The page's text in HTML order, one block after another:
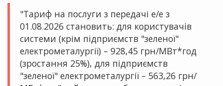
"Тариф на послуги з передачі е/е з
01.08.2026 становить: для користувачів
системи (крім підприємств "зеленої"
електрометалургії) – 928,45 грн/МВт*год
(зростання 25%), для підприємств
"зеленої" електрометалургії – 563,26 грн/